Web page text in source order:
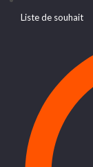
Liste de souhait